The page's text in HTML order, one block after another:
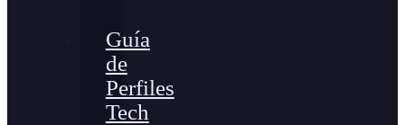
Guía
de
Perfiles
Tech